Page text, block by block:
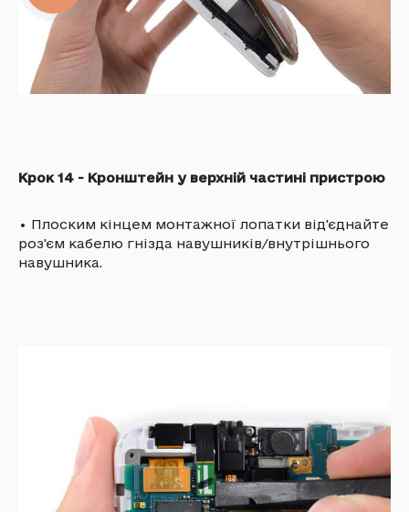
Крок 14 - Кронштейн у верхній частині пристрою
• Плоским кінцем монтажної лопатки від'єднайте
роз'єм кабелю гнізда навушників/внутрішнього
навушника.